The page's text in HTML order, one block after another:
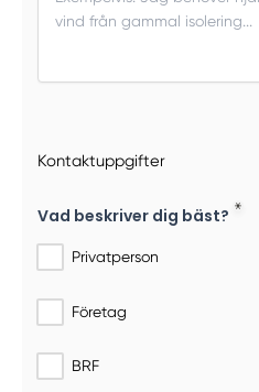
Kontaktuppgifter
Vad beskriver dig bäst?
Privatperson
Företag
BRF